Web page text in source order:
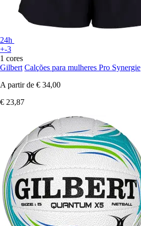
24h
+-3
1 cores
Gilbert Calções para mulheres Pro Synergie
A partir de € 34,00
€ 23,87